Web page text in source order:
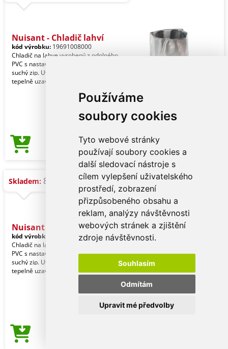
Používáme
soubory cookies
Tyto webové stránky
používají soubory cookies a
další sledovací nástroje s
cílem vylepšení uživatelského
prostředí, zobrazení
přizpůsobeného obsahu a
reklam, analýzy návštěvnosti
webových stránek a zjištění
zdroje návštěvnosti.
Souhlasím
Odmítám
Upravit mé předvolby
Nuisant - Chladič lahví
kód výrobku: 19691008000
Chladič na lahve vyrobený z odolného
PVC s nastavitelným zapínáním na
suchý zip. Uvnitř chladicí kapalina a
tepelně uzav
Cena od41,45 Kč
Skladem: 8.822 ks
Nuisant - Chladič lahví
kód výrobku:
19691003000
Chladič na lahve vyrobený z odolného
PVC s nastavitelným zapínáním na
suchý zip. Uvnitř chladicí kapalina a
tepelně uzav